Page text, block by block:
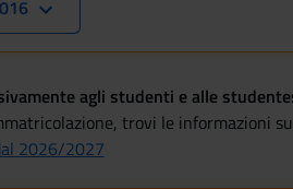
agli studenti e alle
trovi le informazioni
2026/2027